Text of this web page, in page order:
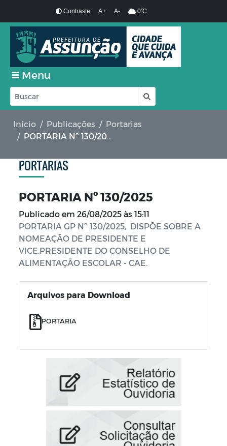
Contraste A+ A- 0ºC
Menu
Início Publicações
Portarias
PORTARIA Nº 130/2025
PORTARIAS
PORTARIA Nº 130/2025
Publicado em 26/08/2025 às 15:11
PORTARIA GP Nº 130/2025, DISPÕE SOBRE A
NOMEAÇÃO DE PRESIDENTE E
VICE.PRESIDENTE DO CONSELHO DE
ALIMENTAÇÃO ESCOLAR - CAE.
Arquivos para Download
PORTARIA